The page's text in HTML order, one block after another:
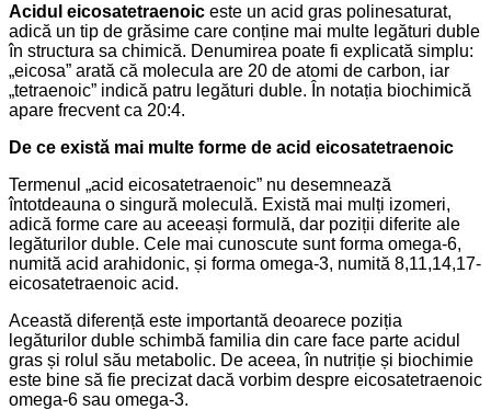
Acidul eicosatetraenoic este un acid gras polinesaturat,
adică un tip de grăsime care conține mai multe legături duble
în structura sa chimică. Denumirea poate fi explicată simplu:
„eicosa” arată că molecula are 20 de atomi de carbon, iar
„tetraenoic” indică patru legături duble. În notația biochimică
apare frecvent ca 20:4.
De ce există mai multe forme de acid eicosatetraenoic
Termenul „acid eicosatetraenoic” nu desemnează
întotdeauna o singură moleculă. Există mai mulți izomeri,
adică forme care au aceeași formulă, dar poziții diferite ale
legăturilor duble. Cele mai cunoscute sunt forma omega-6,
numită acid arahidonic, și forma omega-3, numită 8,11,14,17-
eicosatetraenoic acid.
Această diferență este importantă deoarece poziția
legăturilor duble schimbă familia din care face parte acidul
gras și rolul său metabolic. De aceea, în nutriție și biochimie
este bine să fie precizat dacă vorbim despre eicosatetraenoic
omega-6 sau omega-3.